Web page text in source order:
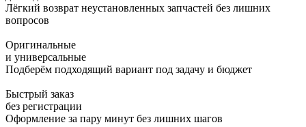
Лёгкий возврат неустановленных запчастей без лишних
вопросов
Оригинальные
и универсальные
Подберём подходящий вариант под задачу и бюджет
Быстрый заказ
без регистрации
Оформление за пару минут без лишних шагов